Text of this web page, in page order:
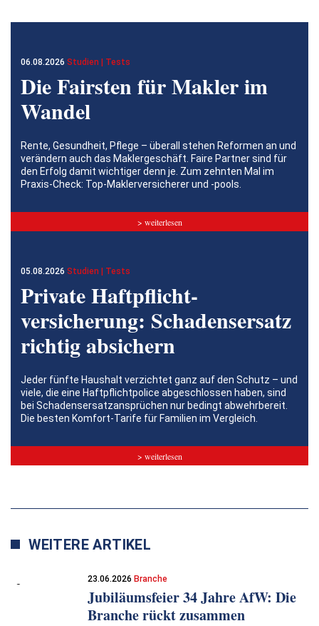
06.08.2026 Studien | Tests
Die Fairsten für Makler im
Wandel
Rente, Gesundheit, Pflege – überall stehen Reformen an und
verändern auch das Maklergeschäft. Faire Partner sind für
den Erfolg damit wichtiger denn je. Zum zehnten Mal im
Praxis-Check: Top-Maklerversicherer und -pools.
> weiterlesen
05.08.2026 Studien | Tests
Private Haftpflicht­
versicherung: Schadensersatz
richtig absichern
Jeder fünfte Haushalt verzichtet ganz auf den Schutz – und
viele, die eine Haftpflichtpolice abgeschlossen haben, sind
bei Schadensersatzansprüchen nur bedingt abwehrbereit.
Die besten Komfort-Tarife für Familien im Vergleich.
> weiterlesen
WEITERE ARTIKEL
23.06.2026Branche
Jubiläumsfeier 34 Jahre AfW: Die
Branche rückt zusammen